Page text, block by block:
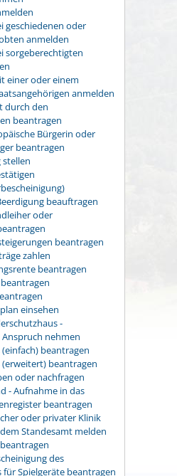
geschiedenen oder
anmelden
sorgeberechtigten
einer oder einem
anmelden
durch den
beantragen
Bürgerin oder
beantragen
beauftragen
oder
beantragen
zahlen
beantragen
einsehen
-
nehmen
beantragen
beantragen
oder nachfragen
- Aufnahme in das
beantragen
oder privater Klinik
Standesamt melden
des
Spielgeräte beantragen